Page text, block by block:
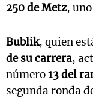
250 de Metz,
Bublik, quien
de su carrera,
número13 del
segunda ronda